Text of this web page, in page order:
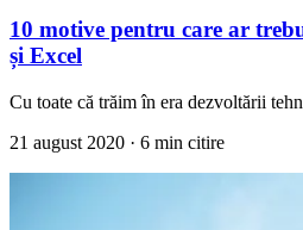
10 motive pentru care ar
și Excel
Cu toate că trăim în era dezvoltării
21 august 2020 · 6 min citire